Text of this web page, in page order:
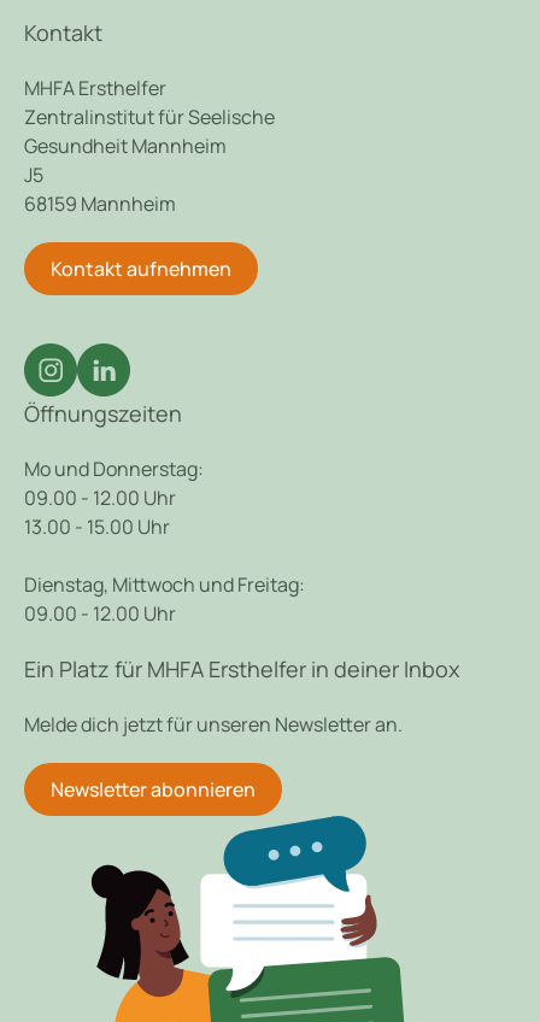
Kontakt
MHFA Ersthelfer
Zentralinstitut für Seelische
Gesundheit Mannheim
J5
68159 Mannheim
Kontakt aufnehmen
Öffnungszeiten
Mo und Donnerstag:
09.00 - 12.00 Uhr
13.00 - 15.00 Uhr
Dienstag, Mittwoch und Freitag:
09.00 - 12.00 Uhr
Ein Platz für MHFA Ersthelfer in deiner Inbox
Melde dich jetzt für unseren Newsletter an.
Newsletter abonnieren